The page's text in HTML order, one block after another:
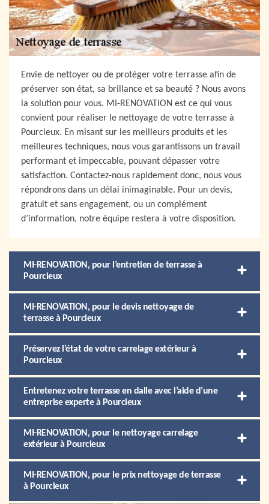
Envie de nettoyer ou de protéger votre terrasse afin de
préserver son état, sa brillance et sa beauté ? Nous avons
la solution pour vous. MI-RENOVATION est ce qui vous
convient pour réaliser le nettoyage de votre terrasse à
Pourcieux. En misant sur les meilleurs produits et les
meilleures techniques, nous vous garantissons un travail
performant et impeccable, pouvant dépasser votre
satisfaction. Contactez-nous rapidement donc, nous vous
répondrons dans un délai inimaginable. Pour un devis,
gratuit et sans engagement, ou un complément
d’information, notre équipe restera à votre disposition.
MI-RENOVATION, pour l’entretien de terrasse à
Pourcieux
MI-RENOVATION, pour le devis nettoyage de
terrasse à Pourcieux
Préservez l’état de votre carrelage extérieur à
Pourcieux
Entretenez votre terrasse en dalle avec l’aide d’une
entreprise experte à Pourcieux
MI-RENOVATION, pour le nettoyage carrelage
extérieur à Pourcieux
MI-RENOVATION, pour le prix nettoyage de terrasse
à Pourcieux